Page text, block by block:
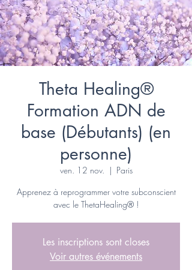
Theta Healing®
Formation ADN de
base (Débutants) (en
personne)
ven. 12 nov.
  |
Paris
Apprenez à reprogrammer votre subconscient
avec le ThetaHealing® !
Les inscriptions sont closes
Voir autres événements